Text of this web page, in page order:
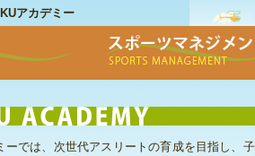
アカデミー
ーでは、次世代アスリートの育成を目指し、